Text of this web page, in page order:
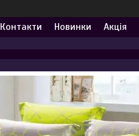
Контакти Новинки Акція